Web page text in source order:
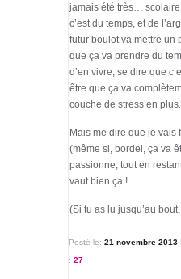
jamais été très…
c’est du temps, et de
futur boulot va mettre un
que ça va prendre du
d’en vivre, se dire que
être que ça va
couche de stress en plus.
Mais me dire que je vais
(même si, bordel, ça va
passionne, tout en
vaut bien ça !
(Si tu as lu jusqu’au
Posté le: 21 novembre 2013
: 27